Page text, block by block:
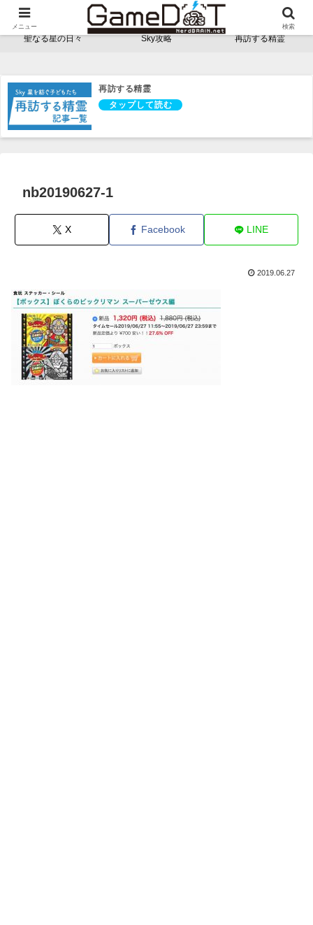
NerdBRAINゲーム支部 - ゲームドット -
聖なる星の日々 Sky攻略 再訪する精霊
再訪する精霊
nb20190627-1
X Facebook LINE
2019.06.27
メニュー 検索